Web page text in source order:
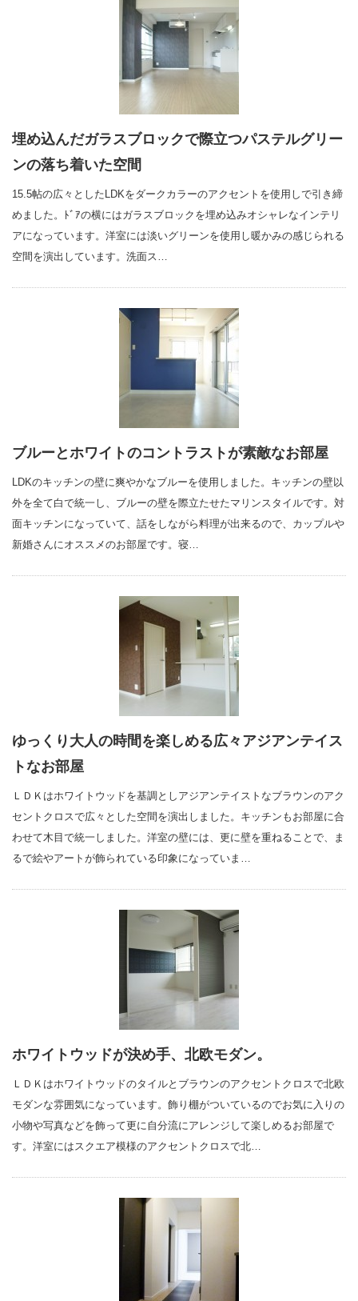
埋め込んだガラスブロックで際立つパステルグリー
ンの落ち着いた空間
15.5帖の広々としたLDKをダークカラーのアクセントを使用しで引き締
めました。ﾄﾞｱの横にはガラスブロックを埋め込みオシャレなインテリ
アになっています。洋室には淡いグリーンを使用し暖かみの感じられる
空間を演出しています。洗面ス…
ブルーとホワイトのコントラストが素敵なお部屋
LDKのキッチンの壁に爽やかなブルーを使用しました。キッチンの壁以
外を全て白で統一し、ブルーの壁を際立たせたマリンスタイルです。対
面キッチンになっていて、話をしながら料理が出来るので、カップルや
新婚さんにオススメのお部屋です。寝…
ゆっくり大人の時間を楽しめる広々アジアンテイス
トなお部屋
ＬＤＫはホワイトウッドを基調としアジアンテイストなブラウンのアク
セントクロスで広々とした空間を演出しました。キッチンもお部屋に合
わせて木目で統一しました。洋室の壁には、更に壁を重ねることで、ま
るで絵やアートが飾られている印象になっていま…
ホワイトウッドが決め手、北欧モダン。
ＬＤＫはホワイトウッドのタイルとブラウンのアクセントクロスで北欧
モダンな雰囲気になっています。飾り棚がついているのでお気に入りの
小物や写真などを飾って更に自分流にアレンジして楽しめるお部屋で
す。洋室にはスクエア模様のアクセントクロスで北…